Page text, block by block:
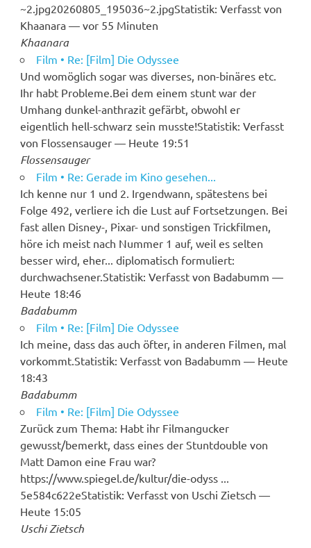
~2.jpg20260805_195036~2.jpgStatistik: Verfasst von
Khaanara — vor 55 Minuten
Khaanara
Film • Re: [Film] Die Odyssee
Und womöglich sogar was diverses, non-binäres etc.
Ihr habt Probleme.Bei dem einem stunt war der
Umhang dunkel-anthrazit gefärbt, obwohl er
eigentlich hell-schwarz sein musste!Statistik: Verfasst
von Flossensauger — Heute 19:51
Flossensauger
Film • Re: Gerade im Kino gesehen...
Ich kenne nur 1 und 2. Irgendwann, spätestens bei
Folge 492, verliere ich die Lust auf Fortsetzungen. Bei
fast allen Disney-, Pixar- und sonstigen Trickfilmen,
höre ich meist nach Nummer 1 auf, weil es selten
besser wird, eher... diplomatisch formuliert:
durchwachsener.Statistik: Verfasst von Badabumm —
Heute 18:46
Badabumm
Film • Re: [Film] Die Odyssee
Ich meine, dass das auch öfter, in anderen Filmen, mal
vorkommt.Statistik: Verfasst von Badabumm — Heute
18:43
Badabumm
Film • Re: [Film] Die Odyssee
Zurück zum Thema: Habt ihr Filmangucker
gewusst/bemerkt, dass eines der Stuntdouble von
Matt Damon eine Frau war?
https://www.spiegel.de/kultur/die-odyss ...
5e584c622eStatistik: Verfasst von Uschi Zietsch —
Heute 15:05
Uschi Zietsch